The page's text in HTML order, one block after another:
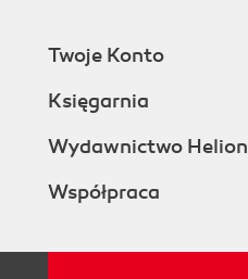
Twoje Konto
Księgarnia
Wydawnictwo Helion
Współpraca